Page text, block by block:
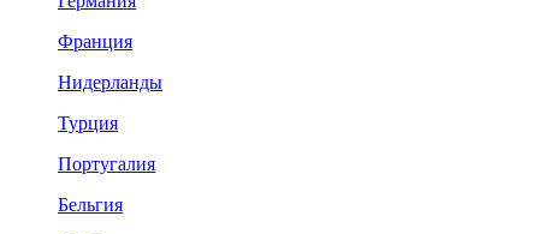
Франция
Нидерланды
Турция
Португалия
Бельгия